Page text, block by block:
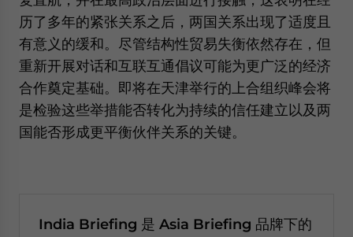
历了多年的紧张关系之后，两国关系出现了适度且
有意义的缓和。尽管结构性贸易失衡依然存在，但
重新开展对话和互联互通倡议可能为更广泛的经济
合作奠定基础。即将在天津举行的上合组织峰会将
是检验这些举措能否转化为持续的信任建立以及两
国能否形成更平衡伙伴关系的关键。
India Briefing 是 Asia Briefing 品牌下的